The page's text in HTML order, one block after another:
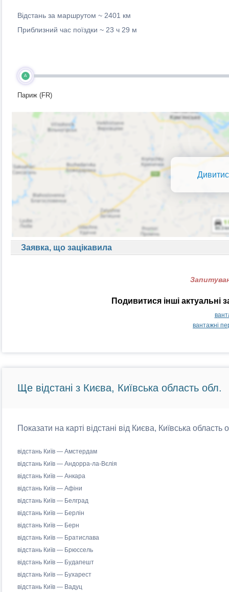
Відстань за маршрутом ~ 2401 км
Приблизний час поїздки ~ 23 ч 29 м
A
Париж (FR)
Заявка, що зацікавила
Подивитися інші
вантажні
Ще відстані з Києва, Київська область обл.
Показати на карті відстані від Києва, Київська
відстань Київ — Амстердам
відстань Київ — Андорра-ла-Вєлія
відстань Київ — Анкара
відстань Київ — Афіни
відстань Київ — Белград
відстань Київ — Берлін
відстань Київ — Берн
відстань Київ — Братислава
відстань Київ — Брюссель
відстань Київ — Будапешт
відстань Київ — Бухарест
відстань Київ — Вадуц